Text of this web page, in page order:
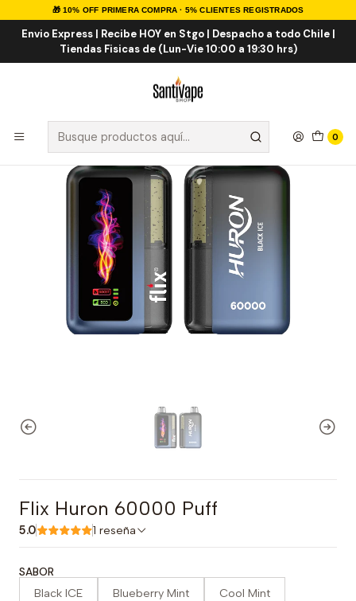
🎁 10% OFF PRIMERA COMPRA · 5% CLIENTES REGISTRADOS
Envio Express | Recibe HOY en Stgo | Despacho a todo Chile |
Tiendas Fisicas de (Lun-Vie 10:00 a 19:30 hrs)
0
Inicio VAPE DESECHABLES VAPE TABACO
Flix Huron 60000 Puff
Flix Huron 60000 Puff
5.0 1 reseña
SABOR
Black ICE Blueberry Mint Cool Mint